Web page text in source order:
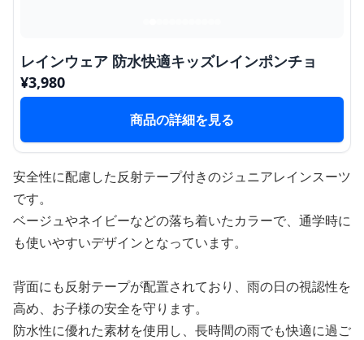
レインウェア 防水快適キッズレインポンチョ
¥3,980
商品の詳細を見る
安全性に配慮した反射テープ付きのジュニアレインスーツ
です。
ベージュやネイビーなどの落ち着いたカラーで、通学時に
も使いやすいデザインとなっています。
背面にも反射テープが配置されており、雨の日の視認性を
高め、お子様の安全を守ります。
防水性に優れた素材を使用し、長時間の雨でも快適に過ご